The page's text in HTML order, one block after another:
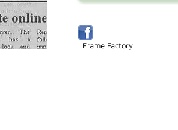
Frame Factory